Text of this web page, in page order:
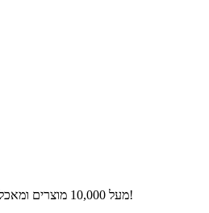
מעל 10,000 מוצרים ומאכלים במאגר עם ערכים תזונתיים!